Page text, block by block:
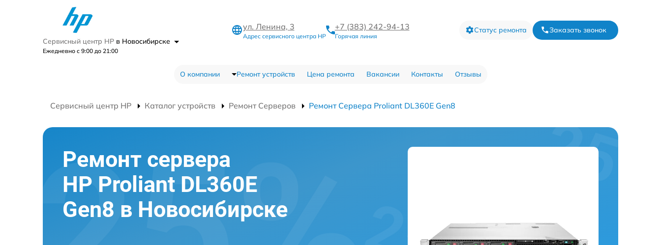
Сервисный центр HP в Новосибирске
Ежедневно с 9:00 до 21:00
ул. Ленина, 3
Адрес сервисного центра HP
+7 (383) 242-94-13
Горячая линия
Статус ремонта Заказать звонок
О компании Ремонт устройств Цена ремонта Вакансии Контакты Отзывы
Сервисный центр HP Каталог устройств Ремонт Серверов Ремонт Сервера Proliant DL360E Gen8
Ремонт сервера
HP Proliant DL360E
Gen8 в Новосибирске